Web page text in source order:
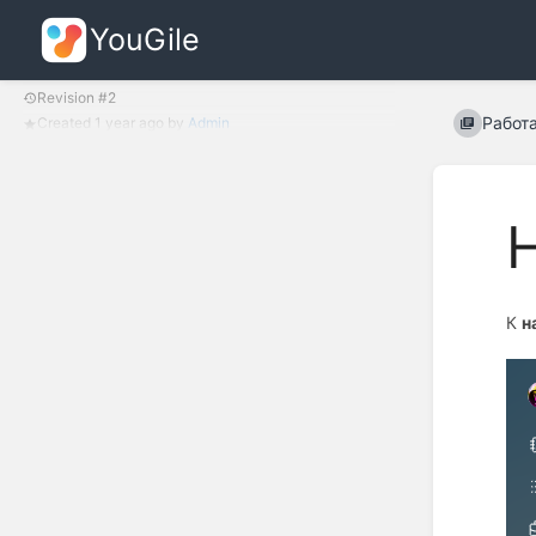
YouGile
Revision #2
Created 1 year ago by Admin
К